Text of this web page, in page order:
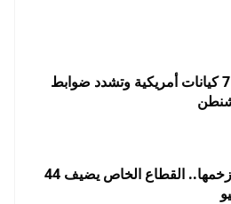
الصين تفرض قيودًا على 7 كيانات أمريكية وتشدد ضوابط
الوظائف الأمريكية تفقد زخمها.. القطاع الخاص يضيف 44